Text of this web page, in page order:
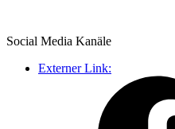
Social Media Kanäle
Externer Link: